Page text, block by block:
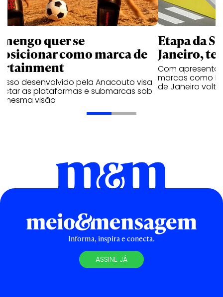
quer se
como marca de
desenvolvido pela Anacouto visa
as plataformas e submarcas sob
mesma visão
Etapa da
Janeiro,
Com
marcas como
de Janeiro
Informa, inspira e conecta.
ASSINE JÁ